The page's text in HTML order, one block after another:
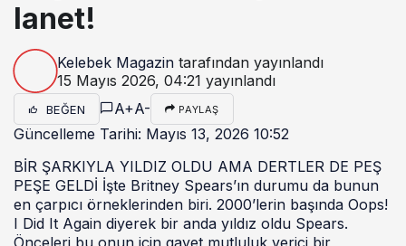
lanet!
Kelebek Magazin tarafından yayınlandı
15 Mayıs 2026, 04:21 yayınlandı
BEĞEN A+A- PAYLAŞ
Güncelleme Tarihi: Mayıs 13, 2026 10:52
BİR ŞARKIYLA YILDIZ OLDU AMA DERTLER DE PEŞ
PEŞE GELDİ İşte Britney Spears’ın durumu da bunun
en çarpıcı örneklerinden biri. 2000’lerin başında Oops!
I Did It Again diyerek bir anda yıldız oldu Spears.
Önceleri bu onun için gayet mutluluk verici bir